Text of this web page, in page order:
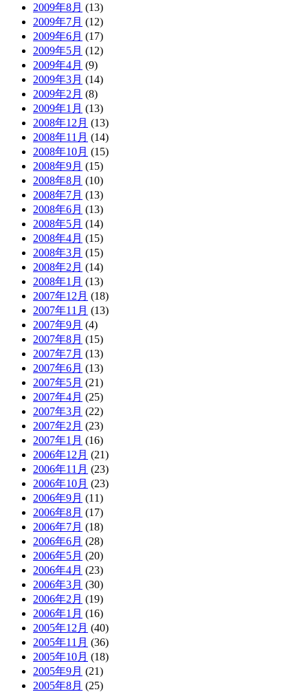
2009年8月 (13)
2009年7月 (12)
2009年6月 (17)
2009年5月 (12)
2009年4月 (9)
2009年3月 (14)
2009年2月 (8)
2009年1月 (13)
2008年12月 (13)
2008年11月 (14)
2008年10月 (15)
2008年9月 (15)
2008年8月 (10)
2008年7月 (13)
2008年6月 (13)
2008年5月 (14)
2008年4月 (15)
2008年3月 (15)
2008年2月 (14)
2008年1月 (13)
2007年12月 (18)
2007年11月 (13)
2007年9月 (4)
2007年8月 (15)
2007年7月 (13)
2007年6月 (13)
2007年5月 (21)
2007年4月 (25)
2007年3月 (22)
2007年2月 (23)
2007年1月 (16)
2006年12月 (21)
2006年11月 (23)
2006年10月 (23)
2006年9月 (11)
2006年8月 (17)
2006年7月 (18)
2006年6月 (28)
2006年5月 (20)
2006年4月 (23)
2006年3月 (30)
2006年2月 (19)
2006年1月 (16)
2005年12月 (40)
2005年11月 (36)
2005年10月 (18)
2005年9月 (21)
2005年8月 (25)